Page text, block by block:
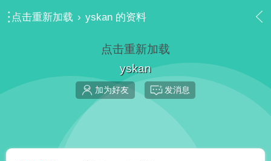
点击重新加载 › yskan 的资料
点击重新加载
yskan
加为好友 发消息